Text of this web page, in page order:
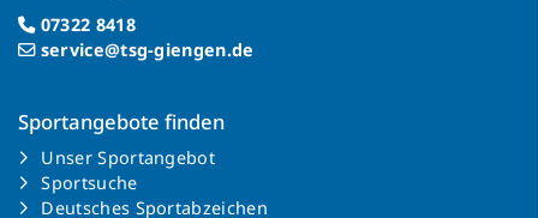
07322 8418
service@tsg-giengen.de
Sportangebote finden
Unser Sportangebot
Sportsuche
Deutsches Sportabzeichen